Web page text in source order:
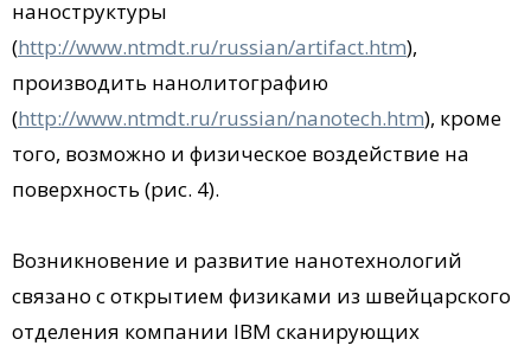
наноструктуры
(http://www.ntmdt.ru/russian/artifact.htm),
производить нанолитографию
(http://www.ntmdt.ru/russian/nanotech.htm), кроме
того, возможно и физическое воздействие на
поверхность (рис. 4).
Возникновение и развитие нанотехнологий
связано с открытием физиками из швейцарского
отделения компании IBM сканирующих